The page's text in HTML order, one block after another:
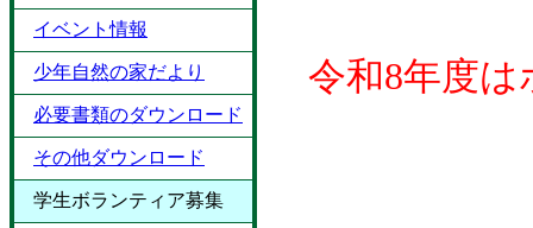
イベント情報
少年自然の家だより
必要書類のダウンロード
その他ダウンロード
学生ボランティア募集
令和8年度